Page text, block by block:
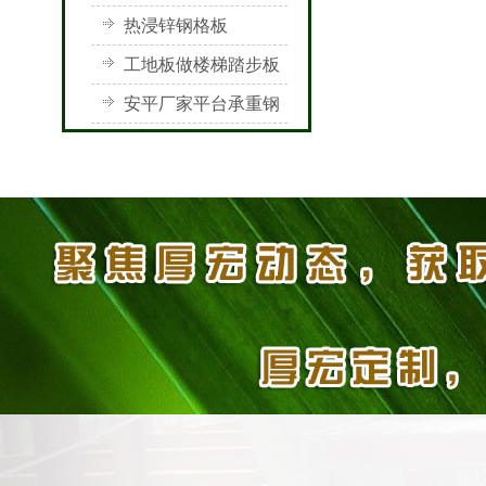
热浸锌钢格板
工地板做楼梯踏步板
安平厂家平台承重钢